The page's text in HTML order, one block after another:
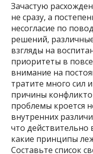
Зачастую
не сразу, а
несогласие по
решений,
взгляды на
приоритеты в
внимание на
тратите много сил
причины
проблемы кроется
внутренних
что действительно
какие принципы
Составьте список